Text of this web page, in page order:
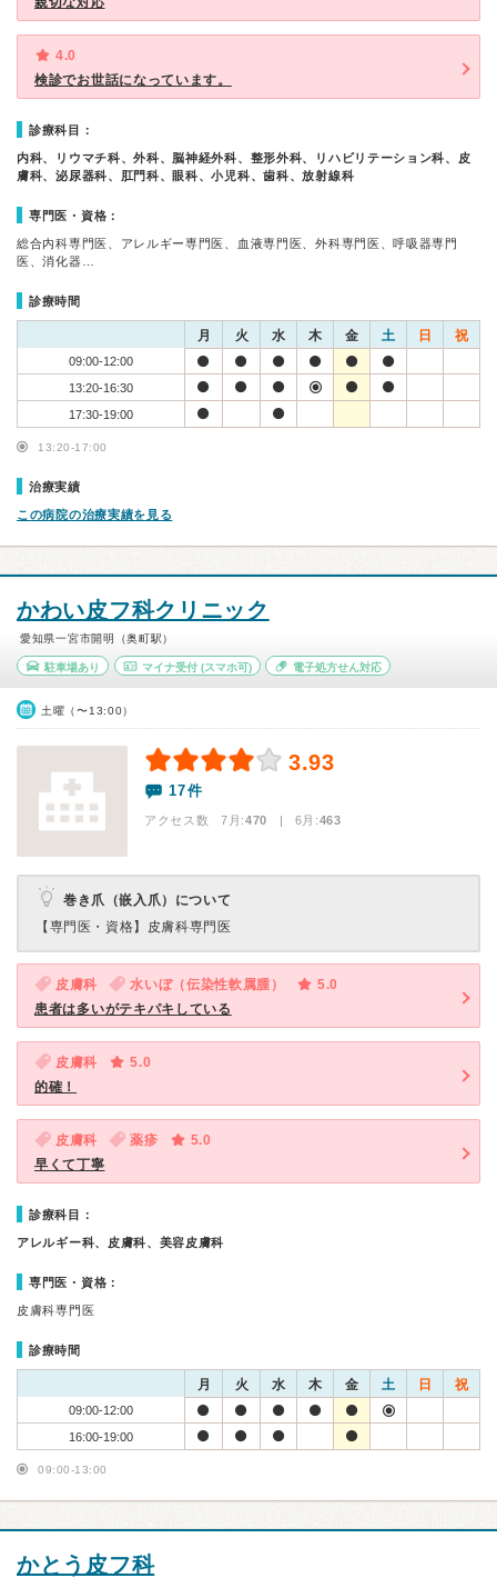
4.0
検診でお世話になっています。
診療科目：
内科、リウマチ科、外科、脳神経外科、整形外科、リハビリテーション科、皮
膚科、泌尿器科、肛門科、眼科、小児科、歯科、放射線科
専門医・資格：
総合内科専門医、アレルギー専門医、血液専門医、外科専門医、呼吸器専門
医、消化器…
診療時間
月 火 水 木 金 土 日 祝
09:00-12:00
13:20-16:30
17:30-19:00
13:20-17:00
治療実績
この病院の治療実績を見る
かわい皮フ科クリニック
愛知県一宮市開明（奥町駅）
駐車場あり マイナ受付(スマホ可) 電子処方せん対応
土曜（〜13:00）
3.93
17件
アクセス数 7月:470 | 6月:463
巻き爪（嵌入爪）について
【専門医・資格】 皮膚科専門医
皮膚科 水いぼ（伝染性軟属腫）
5.0
患者は多いがテキパキしている
皮膚科
5.0
的確！
皮膚科 薬疹
5.0
早くて丁寧
診療科目：
アレルギー科、皮膚科、美容皮膚科
専門医・資格：
皮膚科専門医
診療時間
月 火 水 木 金 土 日 祝
09:00-12:00
16:00-19:00
09:00-13:00
かとう皮フ科